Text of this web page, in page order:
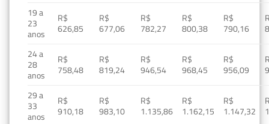
19 a
23
anos
R$
626,85
R$
677,06
R$
782,27
R$
800,38
R$
790,16
24 a
28
anos
R$
758,48
R$
819,24
R$
946,54
R$
968,45
R$
956,09
29 a
33
anos
R$
910,18
R$
983,10
R$
1.135,86
R$
1.162,15
R$
1.147,32